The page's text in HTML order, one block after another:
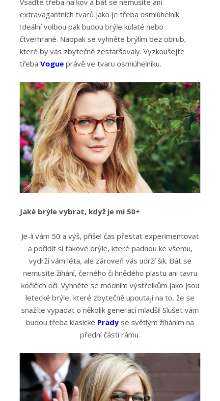
extravagantních tvarů jako je třeba osmiúhelník.
Ideální volbou pak budou brýle kulaté nebo
čtverhrané. Naopak se vyhněte brýlím bez obrub,
které by vás zbytečně zestaršovaly. Vyzkoušejte
třeba Vogue právě ve tvaru osmiúhelníku.
Jaké brýle vybrat, když je mi 50+
Je-li vám 50 a výš, přišel čas přestat experimentovat
a pořídit si takové brýle, které padnou ke všemu,
vydrží vám léta, ale zároveň vás udrží šik. Bát se
nemusíte žíhání, černého či hnědého plastu ani tavru
kočičích očí. Vyhněte se módním výstřelkům jako jsou
letecké brýle, které zbytečně upoutají na to, že se
snažíte vypadat o několik generací mladší! Slušet vám
budou třeba klasické Prady se světlým žíháním na
přední části rámu.